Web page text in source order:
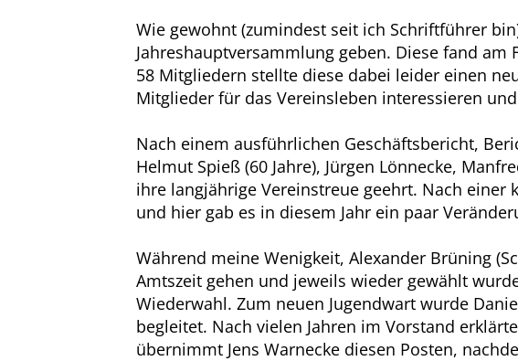
Wie gewohnt (zumindest seit ich Schriftführer
Jahreshauptversammlung geben. Diese fand
58 Mitgliedern stellte diese dabei leider einen
Mitglieder für das Vereinsleben interessieren
Nach einem ausführlichen Geschäftsbericht,
Helmut Spieß (60 Jahre), Jürgen Lönnecke,
ihre langjährige Vereinstreue geehrt. Nach
und hier gab es in diesem Jahr ein paar
Während meine Wenigkeit, Alexander Brüning
Amtszeit gehen und jeweils wieder gewählt
Wiederwahl. Zum neuen Jugendwart wurde
begleitet. Nach vielen Jahren im Vorstand
übernimmt Jens Warnecke diesen Posten,